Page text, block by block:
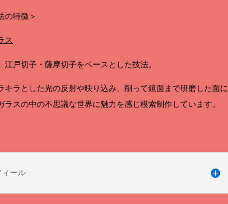
の特徴＞
ス
江戸切子・薩摩切子をベースとした技法。
キラとした光の反射や映り込み、削って鏡面まで研磨した面に
ラスの中の不思議な世界に魅力を感じ模索制作しています。
ィール